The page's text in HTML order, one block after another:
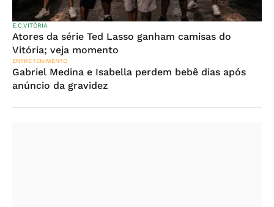
E.C.VITÓRIA
Atores da série Ted Lasso ganham camisas do
Vitória; veja momento
ENTRETENIMENTO
Gabriel Medina e Isabella perdem bebê dias após
anúncio da gravidez